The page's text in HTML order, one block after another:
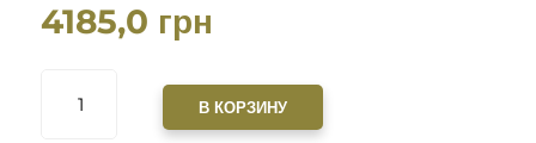
4185,0 грн
ТОВАРА
В КОРЗИНУ